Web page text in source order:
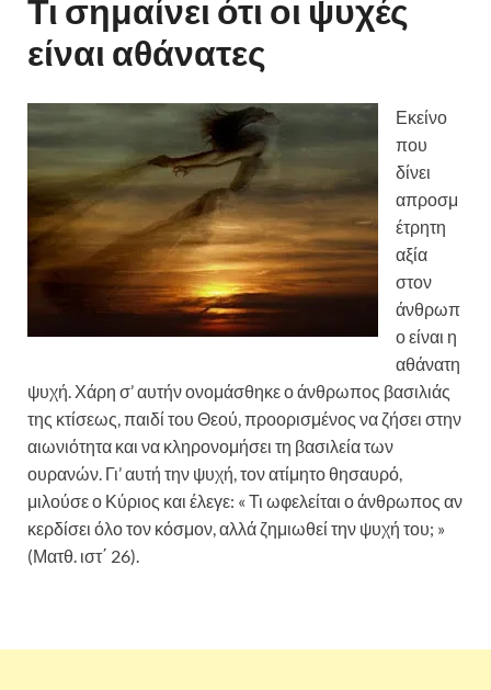
Τι σημαίνει ότι οι ψυχές
είναι αθάνατες
Εκείνο
που
δίνει
απροσμ
έτρητη
αξία
στον
άνθρωπ
ο είναι η
αθάνατη
ψυχή. Χάρη σ’ αυτήν ονομάσθηκε ο άνθρωπος βασιλιάς
της κτίσεως, παιδί του Θεού, προορισμένος να ζήσει στην
αιωνιότητα και να κληρονομήσει τη βασιλεία των
ουρανών. Γι’ αυτή την ψυχή, τον ατίμητο θησαυρό,
μιλούσε ο Κύριος και έλεγε: « Τι ωφελείται ο άνθρωπος αν
κερδίσει όλο τον κόσμον, αλλά ζημιωθεί την ψυχή του; »
(Ματθ. ιστ΄ 26).